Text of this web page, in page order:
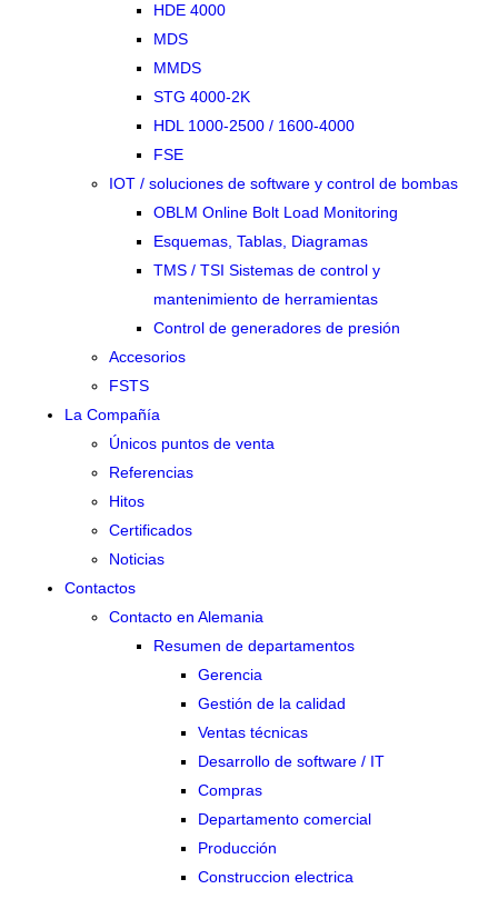
HDE 4000
MDS
MMDS
STG 4000-2K
HDL 1000-2500 / 1600-4000
FSE
IOT / soluciones de software y control de bombas
OBLM Online Bolt Load Monitoring
Esquemas, Tablas, Diagramas
TMS / TSI Sistemas de control y
mantenimiento de herramientas
Control de generadores de presión
Accesorios
FSTS
La Compañía
Únicos puntos de venta
Referencias
Hitos
Certificados
Noticias
Contactos
Contacto en Alemania
Resumen de departamentos
Gerencia
Gestión de la calidad
Ventas técnicas
Desarrollo de software / IT
Compras
Departamento comercial
Producción
Construccion electrica